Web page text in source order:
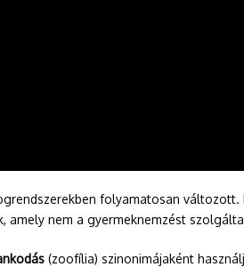
folyamatosan változott.
amely nem a gyermeknemzést
(zoofília) szinonimájaként